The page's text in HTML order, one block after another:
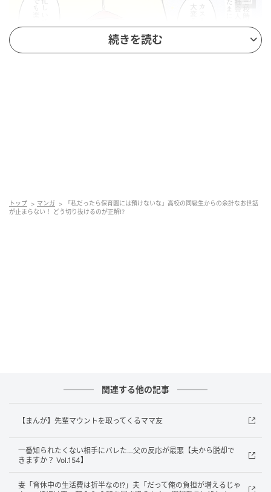
続きを読む
トップ マンガ
「私だったら保育園には預けないな」高校の同級生からの余計なお世話
が止まらない！ どう切り抜けるのが正解!?
関連する他の記事
【まんが】先輩マウントを取ってくるママ友
一番知られたくない相手にバレた…父の反応が最悪【夫から脱却で
きますか？ Vol.154】
妻「育休中の生活費は折半なの!?」夫「だって俺の負担が増えるじゃ